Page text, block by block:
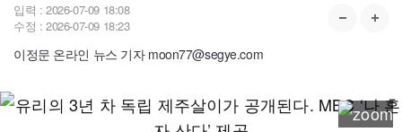
입력 : 2026-07-09 18:08
수정 : 2026-07-09 18:23
이정문 온라인 뉴스 기자 moon77@segye.com